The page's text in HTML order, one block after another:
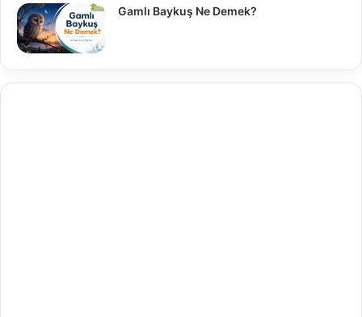
Gamlı Baykuş Ne Demek?